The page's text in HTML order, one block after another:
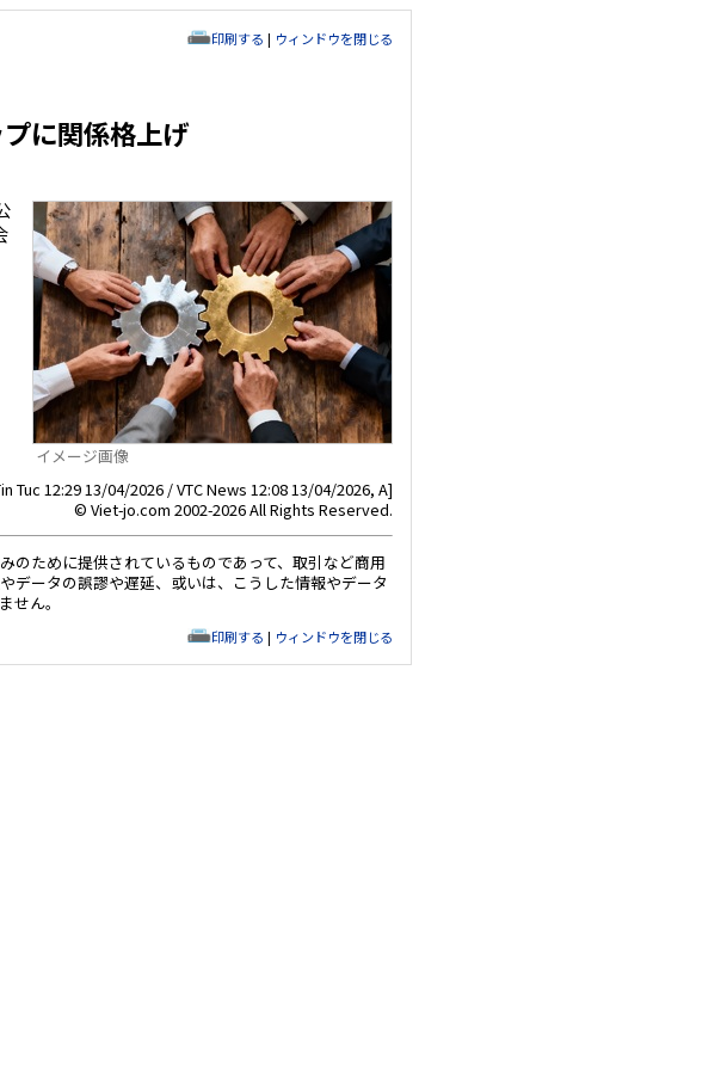
印刷する | ウィンドウを閉じる
に関係格上げ
イメージ画像
Tuc 12:29 13/04/2026 / VTC News 12:08 13/04/2026, A]
© Viet-jo.com 2002-2026 All Rights Reserved.
のために提供されているものであって、取引など商用
データの誤謬や遅延、或いは、こうした情報やデータ
せん。
印刷する | ウィンドウを閉じる